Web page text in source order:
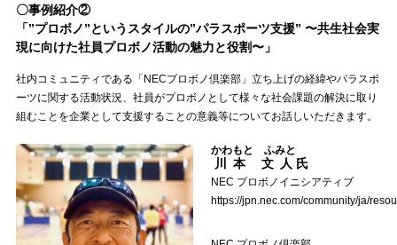
〇事例紹介②
「”プロボノ”というスタイルの”パラスポーツ支援” 〜共生社会実
現に向けた社員プロボノ活動の魅力と役割〜」
社内コミュニティである「NECプロボノ倶楽部」立ち上げの経緯やパラスポ
ーツに関する活動状況、社員がプロボノとして様々な社会課題の解決に取り
組むことを企業として支援することの意義等についてお話しいただきます。
川本 文人
かわもと ふみと
氏
NEC プロボノイニシアティブ
https://jpn.nec.com/community/ja/